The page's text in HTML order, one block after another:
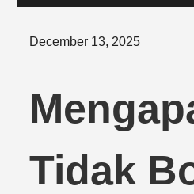
Posted
December 13, 2025
Tidak